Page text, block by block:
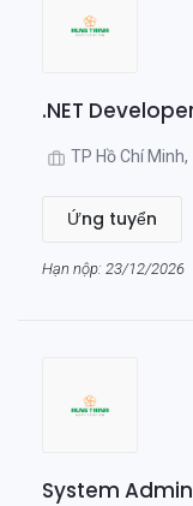
.NET
TP Hồ Chí Minh,
Ứng tuyển
Hạn nộp: 23/12/2026
System